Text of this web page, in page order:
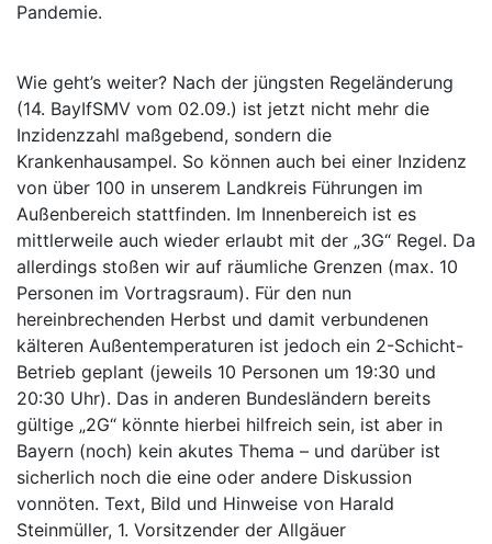
Pandemie.
Wie geht’s weiter? Nach der jüngsten Regeländerung
(14. BayIfSMV vom 02.09.) ist jetzt nicht mehr die
Inzidenzzahl maßgebend, sondern die
Krankenhausampel. So können auch bei einer Inzidenz
von über 100 in unserem Landkreis Führungen im
Außenbereich stattfinden. Im Innenbereich ist es
mittlerweile auch wieder erlaubt mit der „3G“ Regel. Da
allerdings stoßen wir auf räumliche Grenzen (max. 10
Personen im Vortragsraum). Für den nun
hereinbrechenden Herbst und damit verbundenen
kälteren Außentemperaturen ist jedoch ein 2-Schicht-
Betrieb geplant (jeweils 10 Personen um 19:30 und
20:30 Uhr). Das in anderen Bundesländern bereits
gültige „2G“ könnte hierbei hilfreich sein, ist aber in
Bayern (noch) kein akutes Thema – und darüber ist
sicherlich noch die eine oder andere Diskussion
vonnöten. Text, Bild und Hinweise von Harald
Steinmüller, 1. Vorsitzender der Allgäuer